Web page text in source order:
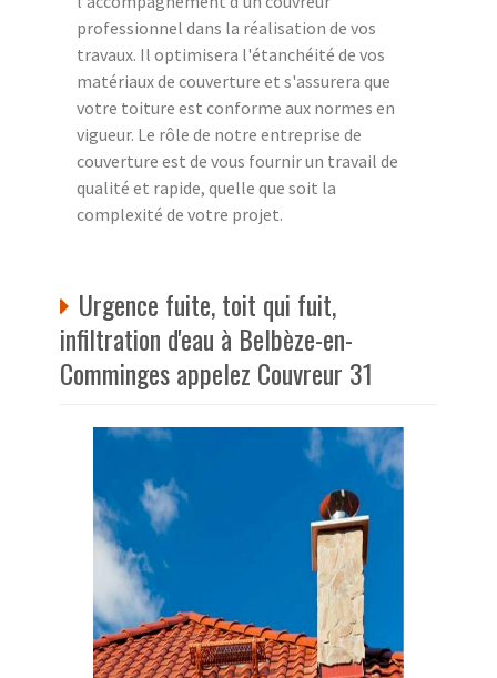
professionnel dans la réalisation de vos
travaux. Il optimisera l'étanchéité de vos
matériaux de couverture et s'assurera que
votre toiture est conforme aux normes en
vigueur. Le rôle de notre entreprise de
couverture est de vous fournir un travail de
qualité et rapide, quelle que soit la
complexité de votre projet.
Urgence fuite, toit qui fuit,
infiltration d'eau à Belbèze-en-
Comminges appelez Couvreur 31